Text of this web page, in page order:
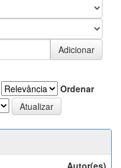
Ordenar
Autor(es)